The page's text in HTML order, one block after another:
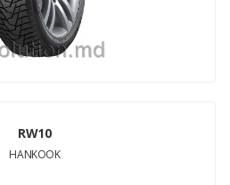
RW10
HANKOOK